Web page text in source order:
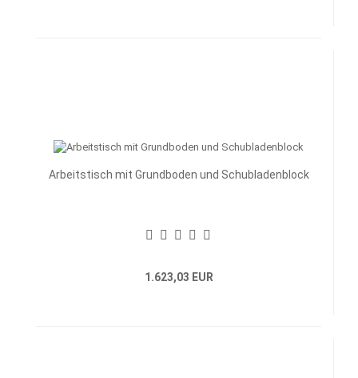
Arbeitstisch mit Grundboden und Schubladenblock
1.623,03 EUR